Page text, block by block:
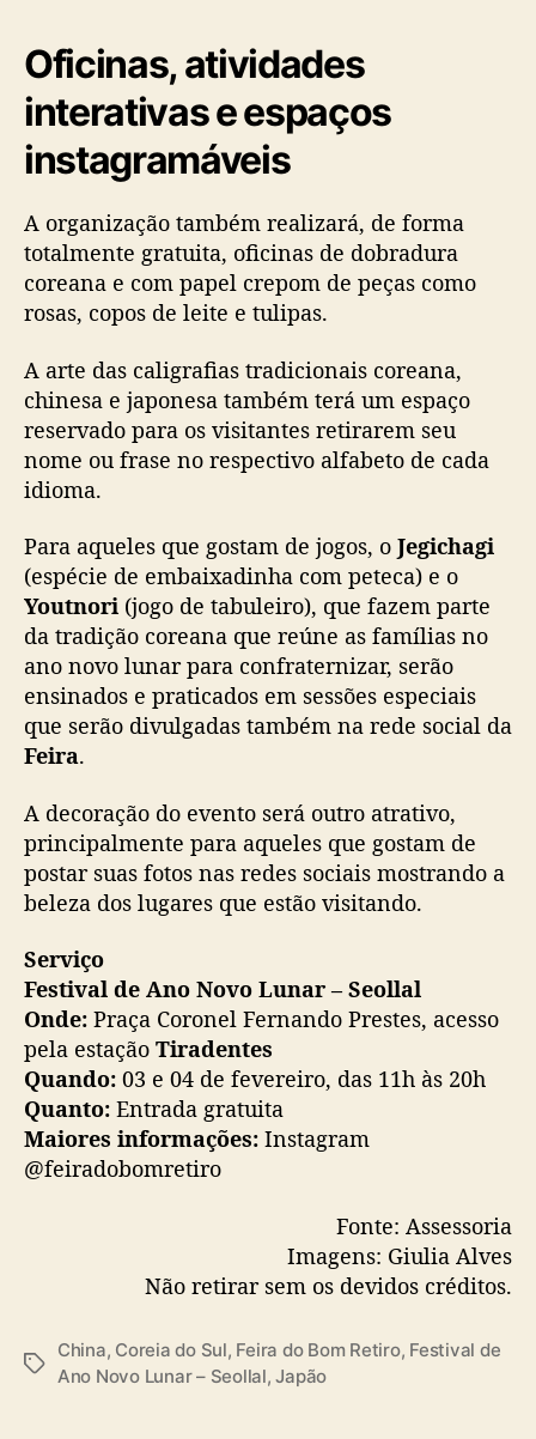
Oficinas, atividades
interativas e espaços
instagramáveis
A organização também realizará, de forma
totalmente gratuita, oficinas de dobradura
coreana e com papel crepom de peças como
rosas, copos de leite e tulipas.
A arte das caligrafias tradicionais coreana,
chinesa e japonesa também terá um espaço
reservado para os visitantes retirarem seu
nome ou frase no respectivo alfabeto de cada
idioma.
Para aqueles que gostam de jogos, o Jegichagi
(espécie de embaixadinha com peteca) e o
Youtnori (jogo de tabuleiro), que fazem parte
da tradição coreana que reúne as famílias no
ano novo lunar para confraternizar, serão
ensinados e praticados em sessões especiais
que serão divulgadas também na rede social da
Feira.
A decoração do evento será outro atrativo,
principalmente para aqueles que gostam de
postar suas fotos nas redes sociais mostrando a
beleza dos lugares que estão visitando.
Serviço
Festival de Ano Novo Lunar – Seollal
Onde: Praça Coronel Fernando Prestes, acesso
pela estação Tiradentes
Quando: 03 e 04 de fevereiro, das 11h às 20h
Quanto: Entrada gratuita
Maiores informações: Instagram
@feiradobomretiro
Fonte: Assessoria
Imagens: Giulia Alves
Não retirar sem os devidos créditos.
T
China, Coreia do Sul, Feira do Bom Retiro, Festival de
Ano Novo Lunar – Seollal,Japão